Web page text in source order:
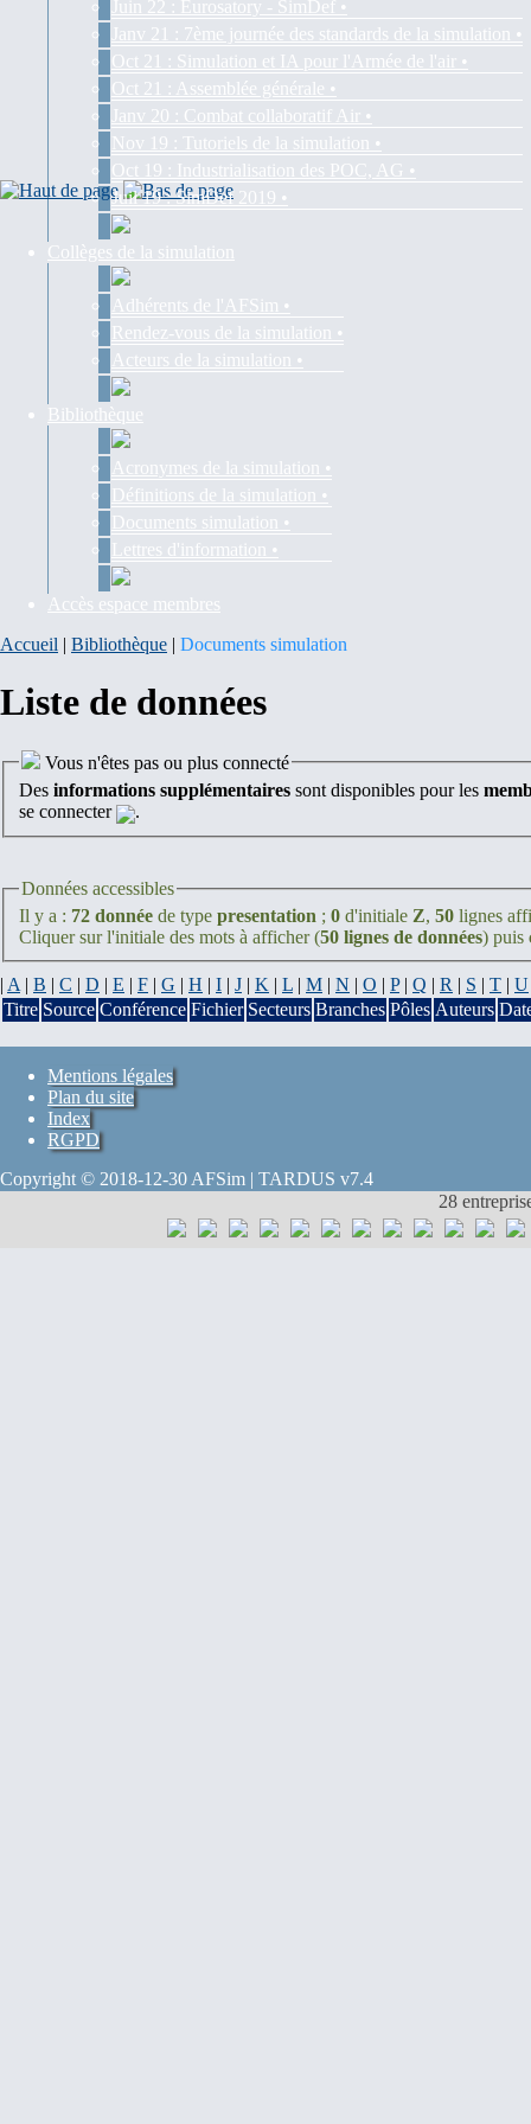
Juin 22 : Eurosatory - SimDef •
Janv 21 : 7ème journée des standards de la simulation •
Oct 21 : Simulation et IA pour l'Armée de l'air •
Oct 21 : Assemblée générale •
Janv 20 : Combat collaboratif Air •
Nov 19 : Tutoriels de la simulation •
Oct 19 : Industrialisation des POC, AG •
Juil 19 : SimDef 2019 •
Collèges de la simulation
Adhérents de l'AFSim •
Rendez-vous de la simulation •
Acteurs de la simulation •
Bibliothèque
Acronymes de la simulation •
Définitions de la simulation •
Documents simulation •
Lettres d'information •
Accès espace membres
Accueil | Bibliothèque | Documents simulation
Liste de données
Vous n'êtes pas ou plus connecté
Des informations supplémentaires sont disponibles pour les
se connecter
.
Données accessibles
Il y a : 72 donnée de type presentation ; 0 d'initiale Z, 50 lignes
Cliquer sur l'initiale des mots à afficher (50 lignes de données) puis
| A | B | C | D | E | F | G | H | I | J | K | L | M | N | O | P| Q | R | S | T | U
Titre Source Conférence Fichier Secteurs Branches Pôles Auteurs
Mentions légales
Plan du site
Index
RGPD
Copyright © 2018-12-30 AFSim | TARDUS v7.4
28